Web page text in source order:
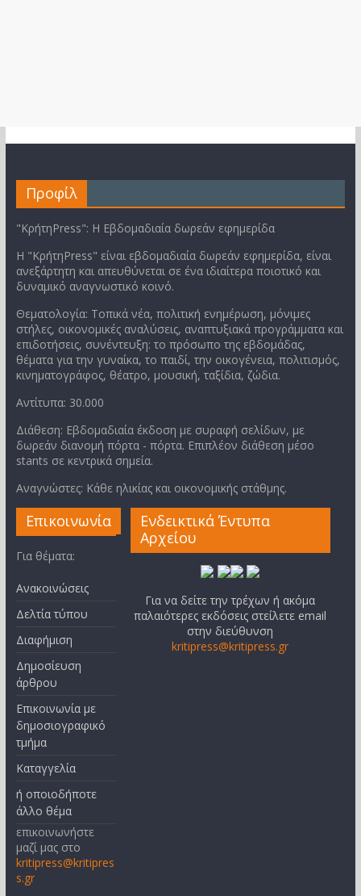
Προφίλ
"ΚρήτηPress": Η Εβδομαδιαία δωρεάν εφημερίδα
Η "ΚρήτηPress" είναι εβδομαδιαία δωρεάν εφημερίδα, είναι
ανεξάρτητη και απευθύνεται σε ένα ιδιαίτερα ποιοτικό και
δυναμικό αναγνωστικό κοινό.
Θεματολογία: Τοπικά νέα, πολιτική ενημέρωση, μόνιμες
στήλες, οικονομικές αναλύσεις, αναπτυξιακά προγράμματα και
επιδοτήσεις, συνέντευξη: το πρόσωπο της εβδομάδας,
θέματα για την γυναίκα, το παιδί, την οικογένεια, πολιτισμός,
κινηματογράφος, θέατρο, μουσική, ταξίδια, ζώδια.
Αντίτυπα: 30.000
Διάθεση: Εβδομαδιαία έκδοση με συραφή σελίδων, με
δωρεάν διανομή πόρτα - πόρτα. Επιπλέον διάθεση μέσο
stants σε κεντρικά σημεία.
Αναγνώστες: Κάθε ηλικίας και οικονομικής στάθμης.
Επικοινωνία
Για θέματα:
Ανακοινώσεις
Δελτία τύπου
Διαφήμιση
Δημοσίευση
άρθρου
Επικοινωνία με
δημοσιογραφικό
τμήμα
Καταγγελία
ή οποιοδήποτε
άλλο θέμα
επικοινωνήστε
μαζί μας στο
kritipress@kritipres
s.gr
Ενδεικτικά Έντυπα
Αρχείου
Για να δείτε την τρέχων ή ακόμα
παλαιότερες εκδόσεις στείλετε email
στην διεύθυνση
kritipress@kritipress.gr